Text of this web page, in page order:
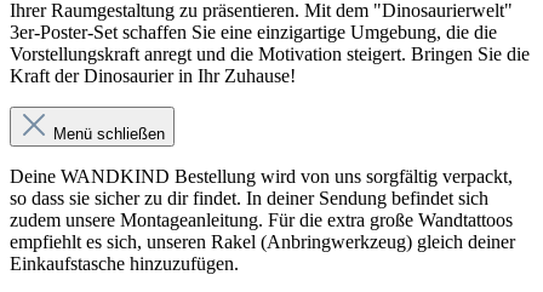
Ihrer Raumgestaltung zu präsentieren. Mit dem "Dinosaurierwelt"
3er-Poster-Set schaffen Sie eine einzigartige Umgebung, die die
Vorstellungskraft anregt und die Motivation steigert. Bringen Sie die
Kraft der Dinosaurier in Ihr Zuhause!
Menü schließen
Deine WANDKIND Bestellung wird von uns sorgfältig verpackt,
so dass sie sicher zu dir findet. In deiner Sendung befindet sich
zudem unsere Montageanleitung. Für die extra große Wandtattoos
empfiehlt es sich, unseren Rakel (Anbringwerkzeug) gleich deiner
Einkaufstasche hinzuzufügen.